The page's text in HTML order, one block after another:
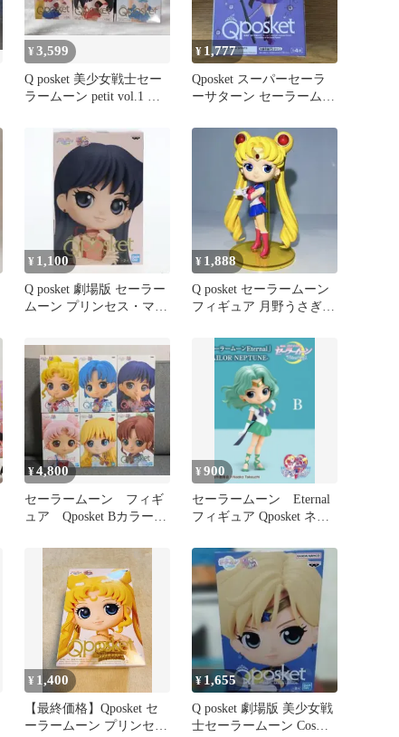
¥3,599
Q posket 美少女戦士セー
ラームーン petit vol.1 全
¥ 1,777
Qposket スーパーセーラ
ーサターン セーラームー
¥ 1,100
Q posket 劇場版 セーラー
ムーン プリンセス・マー
¥ 1,888
Q posket セーラームーン
フィギュア 月野うさぎ
¥4,800
セーラームーン フィギ
ュア Qposket Bカラー
¥900
セーラームーン Eternal
フィギュア Qposket ネプ
¥ 1,400
【最終価格】Qposket セ
ーラームーン プリンセス
¥ 1,655
Q posket 劇場版 美少女戦
士セーラームーン Cosmos